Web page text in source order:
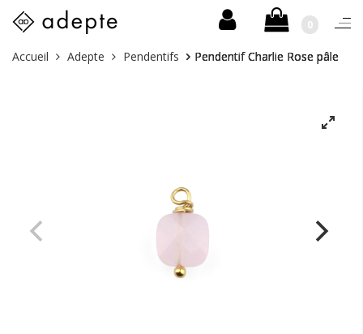
Skip
0
Vous
Accueil Adepte Pendentifs Pendentif Charlie Rose pâle